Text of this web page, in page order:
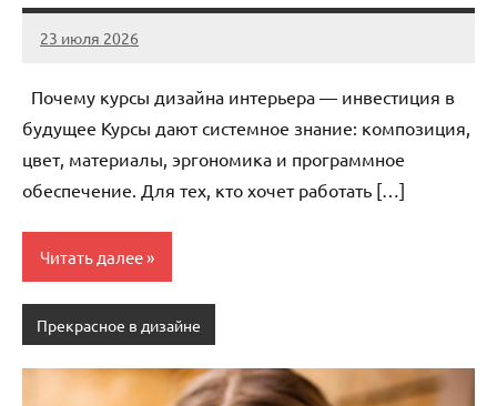
23 июля 2026
Avtor
Нет
Почему курсы дизайна интерьера — инвестиция в
будущее Курсы дают системное знание: композиция,
цвет, материалы, эргономика и программное
обеспечение. Для тех, кто хочет работать […]
Читать далее
Прекрасное в дизайне